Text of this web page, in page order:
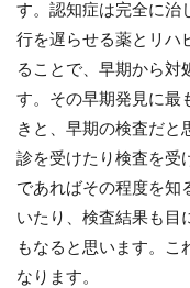
す。認知症は完全に治
行を遅らせる薬とリハ
ることで、早期から対
す。その早期発見に最
きと、早期の検査だと
診を受けたり検査を受
であればその程度を知
いたり、検査結果も目
もなると思います。こ
なります。